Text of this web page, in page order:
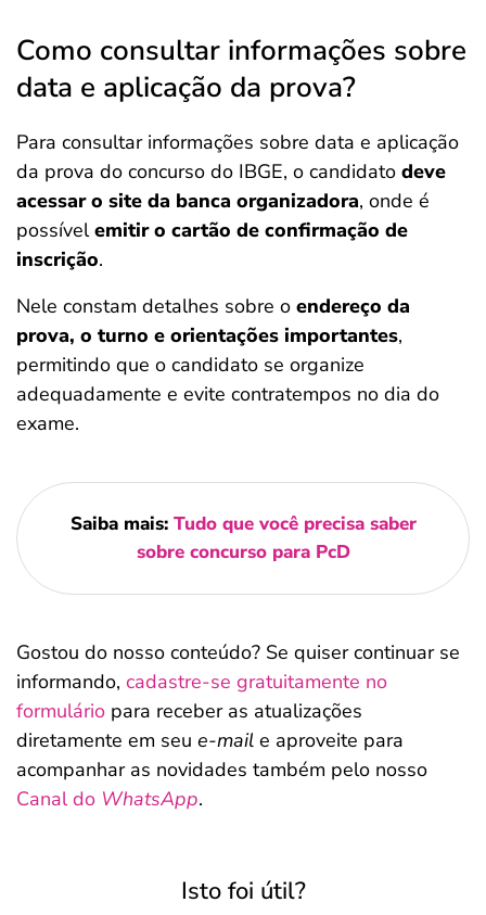
Como consultar informações sobre
data e aplicação da prova?
Para consultar informações sobre data e aplicação
da prova do concurso do IBGE, o candidato deve
acessar o site da banca organizadora, onde é
possívelemitir o cartão de confirmação de
inscrição.
Nele constam detalhes sobre o endereço da
prova, o turno e orientações importantes,
permitindo que o candidato se organize
adequadamente e evite contratempos no dia do
exame.
Saiba mais: Tudo que você precisa saber
sobre concurso para PcD
Gostou do nosso conteúdo? Se quiser continuar se
informando, cadastre-se gratuitamente no
formulário para receber as atualizações
diretamente em seu e-mail e aproveite para
acompanhar as novidades também pelo nosso
Canal do WhatsApp.
Isto foi útil?